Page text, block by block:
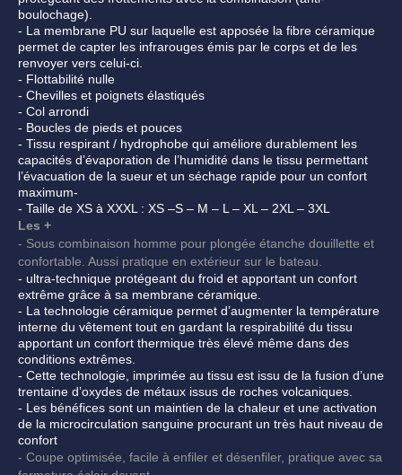
boulochage).
- La membrane PU sur laquelle est apposée la fibre céramique
permet de capter les infrarouges émis par le corps et de les
renvoyer vers celui-ci.
- Flottabilité nulle
- Chevilles et poignets élastiqués
- Col arrondi
- Boucles de pieds et pouces
- Tissu respirant / hydrophobe qui améliore durablement les
capacités d’évaporation de l’humidité dans le tissu permettant
l’évacuation de la sueur et un séchage rapide pour un confort
maximum-
- Taille de XS à XXXL : XS –S – M – L – XL – 2XL – 3XL
Les +
- Sous combinaison homme pour plongée étanche douillette et
confortable. Aussi pratique en extérieur sur le bateau.
- ultra-technique protégeant du froid et apportant un confort
extrême grâce à sa membrane céramique.
- La technologie céramique permet d’augmenter la température
interne du vêtement tout en gardant la respirabilité du tissu
apportant un confort thermique très élevé même dans des
conditions extrêmes.
- Cette technologie, imprimée au tissu est issu de la fusion d’une
trentaine d’oxydes de métaux issus de roches volcaniques.
- Les bénéfices sont un maintien de la chaleur et une activation
de la microcirculation sanguine procurant un très haut niveau de
confort
- Coupe optimisée, facile à enfiler et désenfiler, pratique avec sa